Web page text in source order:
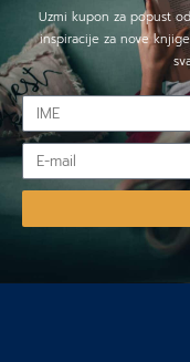
Uzmi kupon za popust
inspiracije za nove
IME
mail